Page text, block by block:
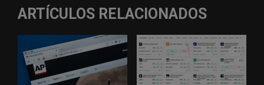
ARTÍCULOS RELACIONADOS